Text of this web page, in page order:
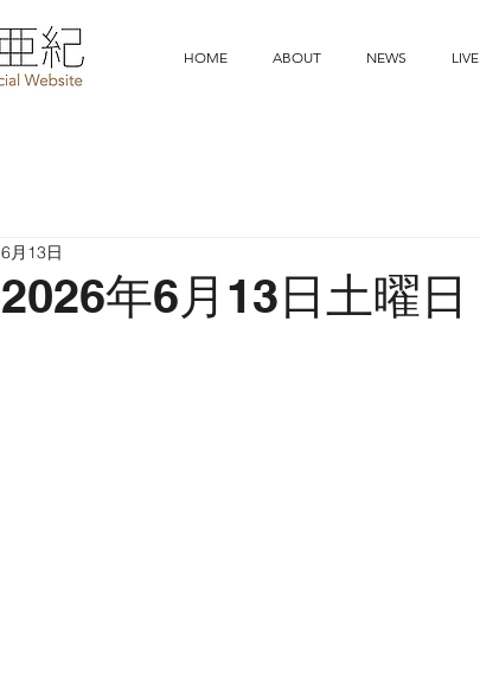
HOME ABOUT NEWS LIVE
2026年6月13日土曜日
6月13日